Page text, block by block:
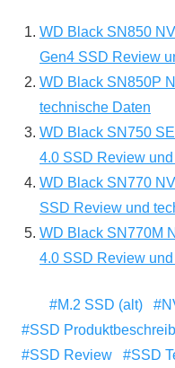
WD Black SN850
Gen4 SSD Review
WD Black SN850P
technische Daten
WD Black SN750
4.0 SSD Review
WD Black SN770
SSD Review und
WD Black SN770M
4.0 SSD Review
M.2 SSD (alt)
SSD
SSD Review
SSD